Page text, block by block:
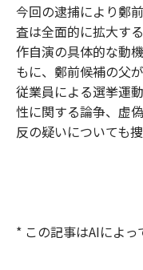
今回の逮捕により鄭
査は全面的に拡大す
作自演の具体的な動
もに、鄭前候補の父
従業員による選挙運
性に関する論争、虚
反の疑いについても
* この記事はAIによっ